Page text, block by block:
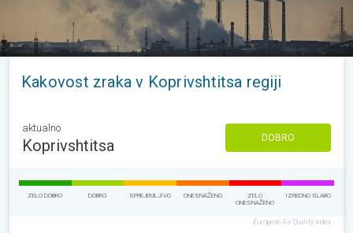
Kakovost zraka v Koprivshtitsa regiji
aktualno
Koprivshtitsa DOBRO
ZELO DOBRO DOBRO SPREJEMLJIVO ONESNAŽENO
ZELO
ONESNAŽENO
IZREDNO SLABO
European Air Quality Index